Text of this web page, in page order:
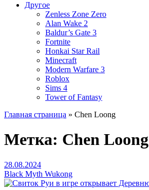
Другое
Zenless Zone Zero
Alan Wake 2
Baldur’s Gate 3
Fortnite
Honkai Star Rail
Minecraft
Modern Warfare 3
Roblox
Sims 4
Tower of Fantasy
Главная страница » Chen Loong
Метка: Chen Loong
28.08.2024
Black Myth Wukong